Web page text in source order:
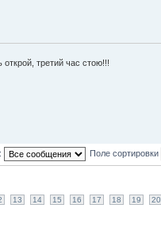
третий час стою!!!
Поле сортировки
13 14 15 16 17 18 19 20